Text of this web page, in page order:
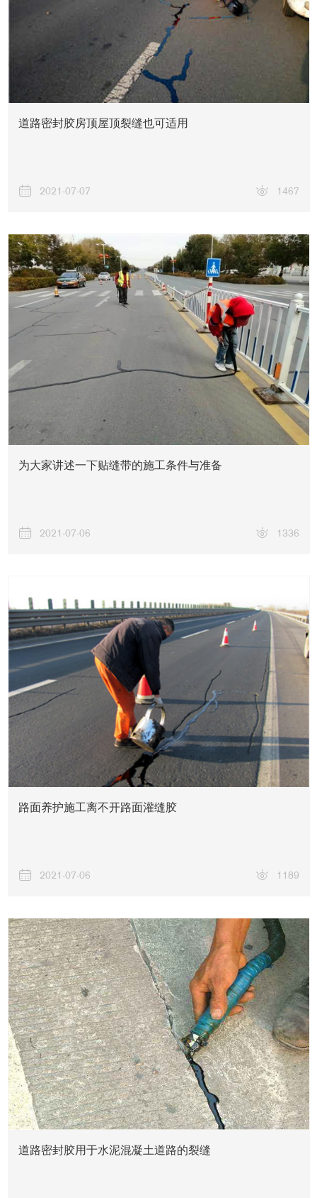
关于我们
新闻资讯
道路密封胶房顶屋顶裂缝也可适用
2021-07-07 1467
为大家讲述一下贴缝带的施工条件与准备
2021-07-06 1336
路面养护施工离不开路面灌缝胶
2021-07-06 1189
道路密封胶用于水泥混凝土道路的裂缝